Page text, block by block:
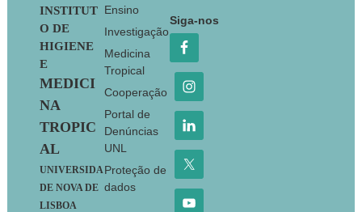
Footer
INSTITUT
O DE
HIGIENE
E
MEDICI
NA
TROPIC
AL
UNIVERSIDA
DE NOVA DE
LISBOA
Ensino
Investigação
Medicina
Tropical
Cooperação
Portal de
Denúncias
UNL
Proteção de
dados
Siga-nos